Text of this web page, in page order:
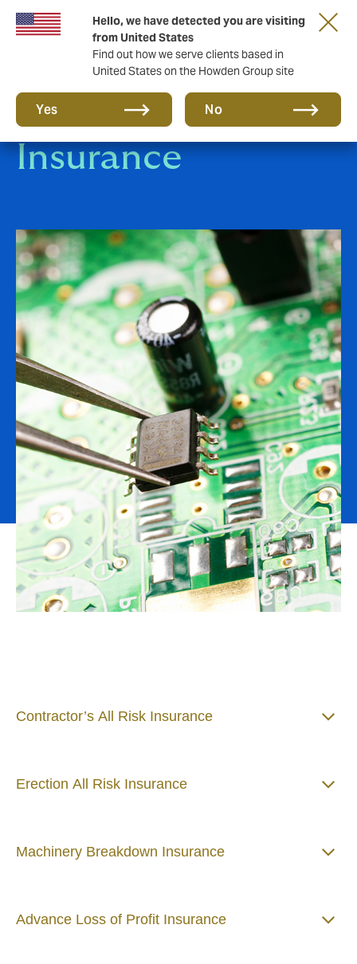
Hello, we have detected you are visiting
from United States
Find out how we serve clients based in
United States on the Howden Group site
Yes No
Engineering
Insurance
Contractor’s All Risk Insurance
Erection All Risk Insurance
Machinery Breakdown Insurance
Advance Loss of Profit Insurance